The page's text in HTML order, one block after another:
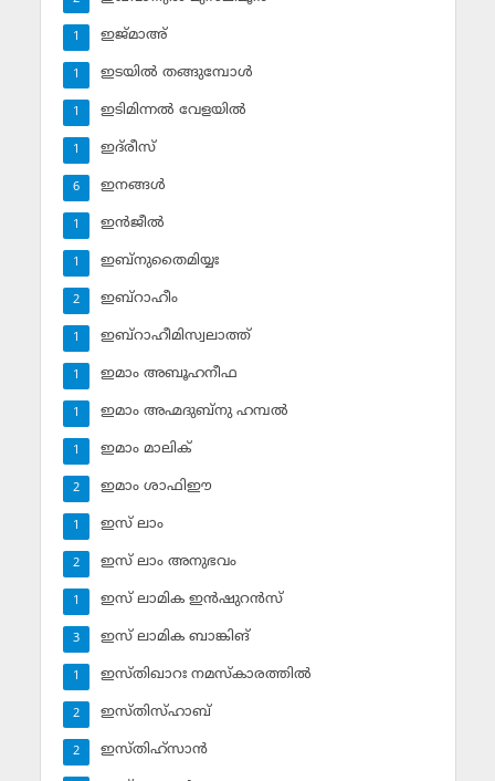
ഇജ്മാഅ്
1
ഇടയില്‍ തങ്ങുമ്പോള്‍
1
ഇടിമിന്നല്‍ വേളയില്‍
1
ഇദ്‌രീസ്‌
1
ഇനങ്ങള്‍
6
ഇന്‍ജീല്‍
1
ഇബ്‌നുതൈമിയ്യഃ
1
ഇബ്‌റാഹീം
2
ഇബ്‌റാഹീമിസ്വലാത്ത്
1
ഇമാം അബൂഹനീഫ
1
ഇമാം അഹ്മദുബ്‌നു ഹമ്പല്‍
1
ഇമാം മാലിക്
1
ഇമാം ശാഫിഈ
2
ഇസ് ലാം
1
ഇസ് ലാം അനുഭവം
2
ഇസ് ലാമിക ഇന്‍ഷുറന്‍സ്‌
1
ഇസ് ലാമിക ബാങ്കിങ്‌
3
ഇസ്തിഖാറഃ നമസ്‌കാരത്തില്‍
1
ഇസ്തിസ്ഹാബ്
2
ഇസ്തിഹ്‌സാന്‍
2